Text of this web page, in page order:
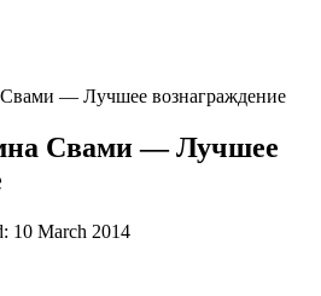
— Лучшее вознаграждение
Свами — Лучшее
10 March 2014